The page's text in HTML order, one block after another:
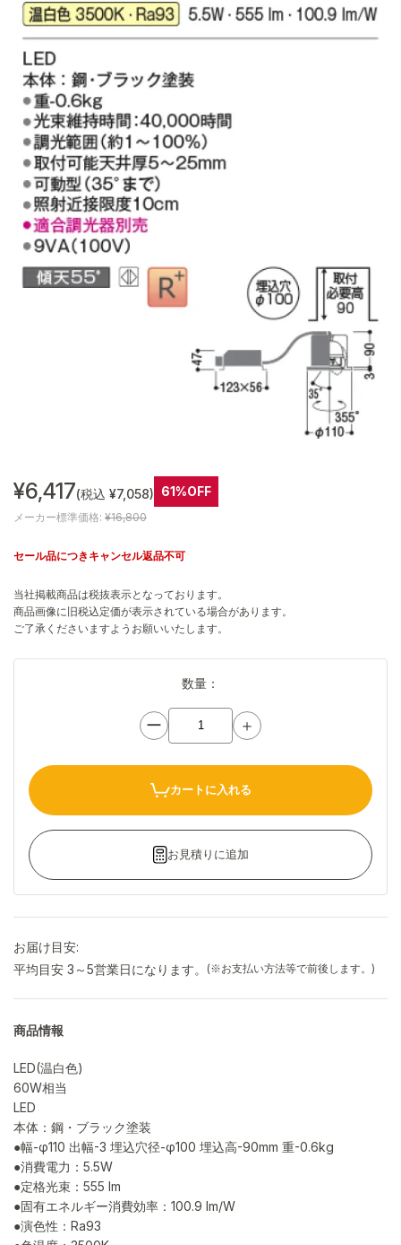
¥6,417(税込 ¥7,058) 61%OFF
メーカー標準価格: ¥16,800
セール品につきキャンセル返品不可
当社掲載商品は税抜表示となっております。
商品画像に旧税込定価が表示されている場合があります。
ご了承くださいますようお願いいたします。
数量：
ー ＋
カートに入れる
お見積りに追加
お届け目安:
平均目安 3～5営業日になります。
(※お支払い方法等で前後します。)
商品情報
LED(温白色)
60W相当
LED
本体：鋼・ブラック塗装
●幅-φ110 出幅-3 埋込穴径-φ100 埋込高-90mm 重-0.6kg
●消費電力：5.5W
●定格光束：555 lm
●固有エネルギー消費効率：100.9 lm/W
●演色性：Ra93